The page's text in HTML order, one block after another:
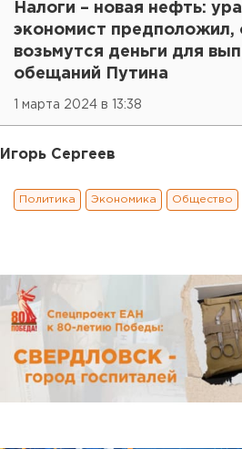
Налоги – новая нефть:
экономист предположил,
возьмутся деньги для
обещаний Путина
1 марта 2024 в 13:38
Игорь Сергеев
Политика Экономика Общество